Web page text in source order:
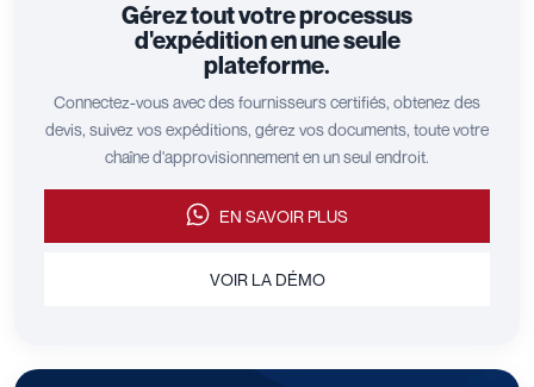
Gérez tout votre processus
d'expédition en une seule
plateforme.
Connectez-vous avec des fournisseurs certifiés, obtenez des
devis, suivez vos expéditions, gérez vos documents, toute votre
chaîne d'approvisionnement en un seul endroit.
EN SAVOIR PLUS
VOIR LA DÉMO